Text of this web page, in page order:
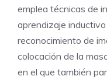
emplea técnicas de
aprendizaje
reconocimiento de
colocación de la
en el que también